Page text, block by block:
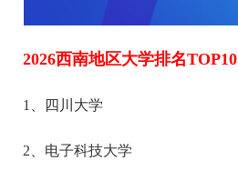
2026西南地区大学排名TOP10
1、四川大学
2、电子科技大学